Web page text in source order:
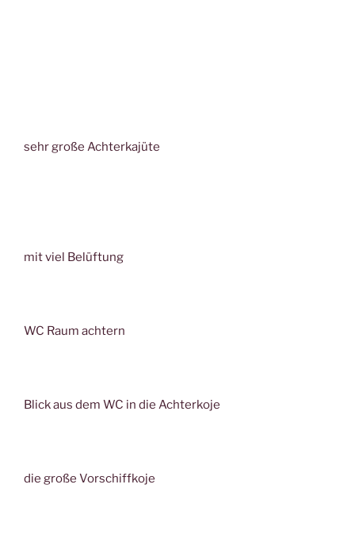
sehr große Achterkajüte
mit viel Belüftung
WC Raum achtern
Blick aus dem WC in die Achterkoje
die große Vorschiffkoje